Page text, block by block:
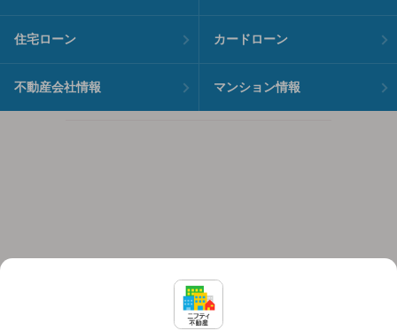
住宅ローン カードローン
不動産会社情報 マンション情報